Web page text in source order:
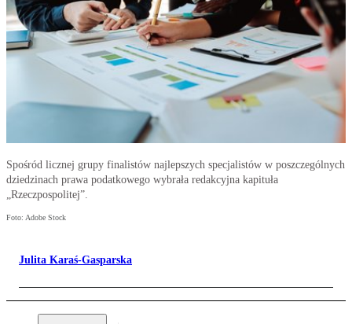
Spośród licznej grupy finalistów najlepszych specjalistów w poszczególnych
dziedzinach prawa podatkowego wybrała redakcyjna kapituła
„Rzeczpospolitej”.
Foto: Adobe Stock
Julita Karaś-Gasparska